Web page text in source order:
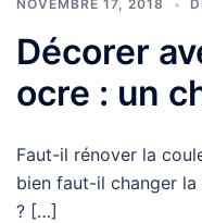
NOVEMBRE 17, 2018
Décorer
ocre : un
Faut-il rénover la
bien faut-il changer
? […]